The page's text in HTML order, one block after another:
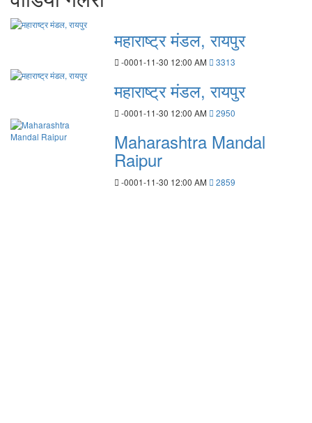
महाराष्ट्र मंडल, रायपुर
-0001-11-30 12:00 AM 3313
महाराष्ट्र मंडल, रायपुर
-0001-11-30 12:00 AM 2950
Maharashtra Mandal
Raipur
-0001-11-30 12:00 AM 2859